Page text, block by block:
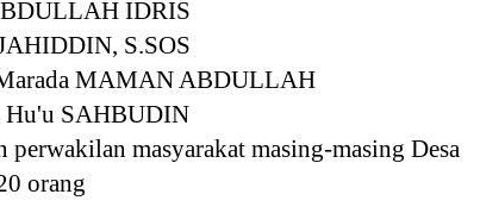
IDRIS
S.SOS
MAMAN ABDULLAH
Hu'u SAHBUDIN
perwakilan masyarakat masing-masing Desa
orang